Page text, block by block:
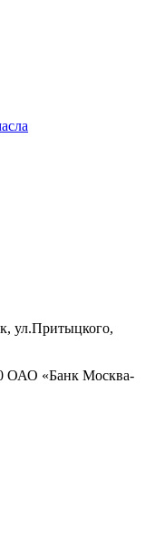
ул.Притыцкого,
ОАО «Банк Москва-